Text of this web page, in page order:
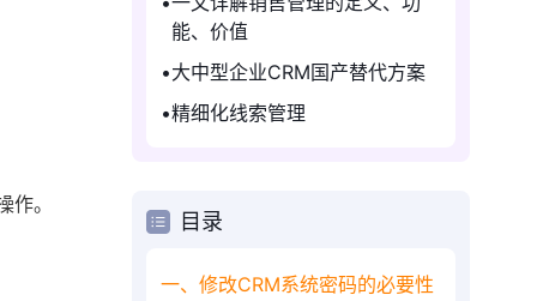
。
能、价值
大中型企业CRM国产替代方案
精细化线索管理
目录
一、修改CRM系统密码的必要性